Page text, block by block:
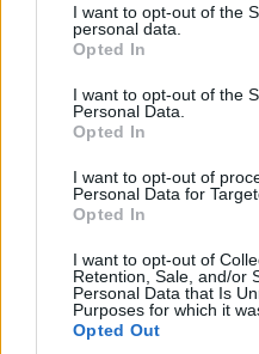
not limited to your visit or
grant or deny consent to
use your data for below
consent section.
I want to opt-out of the
personal data.
Opted In
I want to opt-out of the
Personal Data.
Opted In
I want to opt-out of
Personal Data for
Opted In
I want to opt-out of
Retention, Sale, and/or
Personal Data that Is
Purposes for which it
Opted Out